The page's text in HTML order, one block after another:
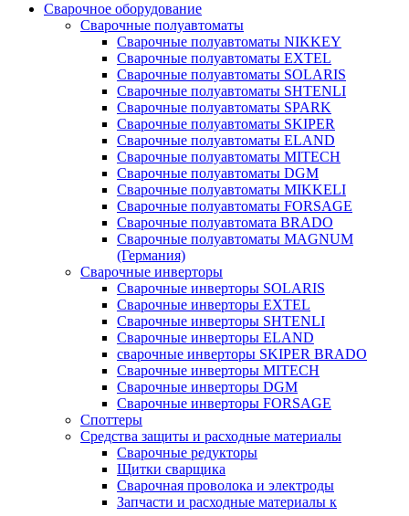
Сварочное оборудование
Сварочные полуавтоматы
Сварочные полуавтоматы NIKKEY
Сварочные полуавтоматы EXTEL
Сварочные полуавтоматы SOLARIS
Сварочные полуавтоматы SHTENLI
Сварочные полуавтоматы SPARK
Сварочные полуавтоматы SKIPER
Сварочные полуавтоматы ELAND
Сварочные полуавтоматы MITECH
Сварочные полуавтоматы DGM
Сварочные полуавтоматы MIKKELI
Сварочные полуавтоматы FORSAGE
Сварочные полуавтомата BRADO
Сварочные полуавтоматы MAGNUM
(Германия)
Сварочные инверторы
Сварочные инверторы SOLARIS
Сварочные инверторы EXTEL
Сварочные инверторы SHTENLI
Cварочные инверторы ELAND
сварочные инверторы SKIPER BRADO
Сварочные инверторы MITECH
Сварочные инверторы DGM
Сварочные инверторы FORSAGE
Споттеры
Средства защиты и расходные материалы
Сварочные редукторы
Щитки сварщика
Сварочная проволока и электроды
Запчасти и расходные материалы к